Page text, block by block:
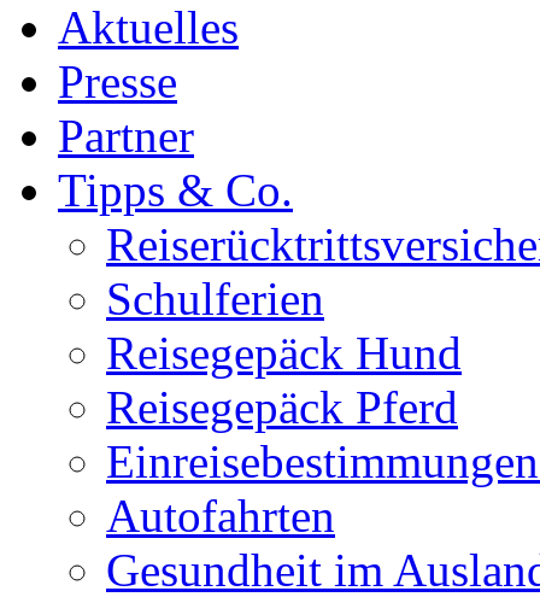
Aktuelles
Presse
Partner
Tipps & Co.
Schulferien
Reisegepäck Hund
Reisegepäck Pferd
Autofahrten
Gesundheit im